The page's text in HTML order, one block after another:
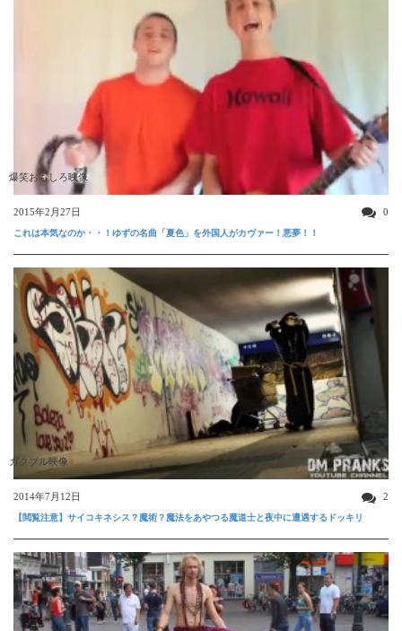
爆笑おもしろ映像
2015年2月27日 0
これは本気なのか・・！ゆずの名曲「夏色」を外国人がカヴァー！悪夢！！
ガクブル映像
2014年7月12日 2
【閲覧注意】サイコキネシス？魔術？魔法をあやつる魔道士と夜中に遭遇するドッキリ